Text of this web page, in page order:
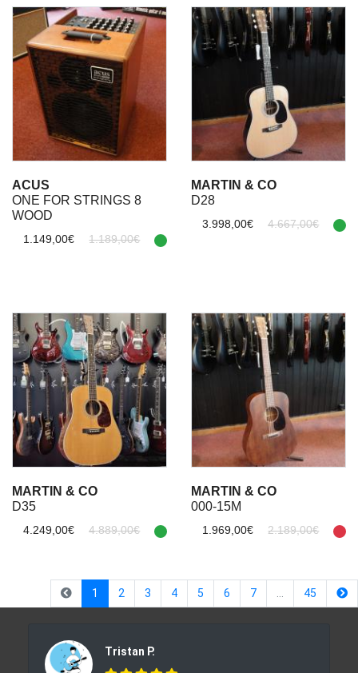
ACUS
ONE FOR STRINGS 8
WOOD
1.149,00€ 1.189,00€
MARTIN & CO
D28
3.998,00€ 4.667,00€
MARTIN & CO
D35
4.249,00€ 4.889,00€
MARTIN & CO
000-15M
1.969,00€ 2.189,00€
1 (current)
2 3 4 5 6 7 45
Tristan P.